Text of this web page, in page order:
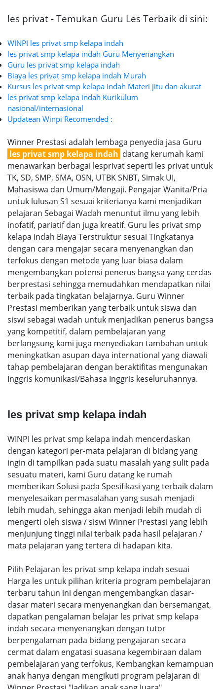
les privat - Temukan Guru Les Terbaik di sini:
WINPI les privat smp kelapa indah
les privat smp kelapa indah Guru Menyenangkan
Guru les privat smp kelapa indah
Biaya les privat smp kelapa indah Murah
Kursus les privat smp kelapa indah Materi jitu dan akurat
les privat smp kelapa indah Kurikulum
nasional/internasional
Updatean Winpi Recomended :
Winner Prestasi adalah lembaga penyedia jasa Guru
les privat smp kelapa indah datang kerumah kami
menawarkan berbagai lesprivat seperti les privat untuk
TK, SD, SMP, SMA, OSN, UTBK SNBT, Simak UI,
Mahasiswa dan Umum/Mengaji. Pengajar Wanita/Pria
untuk lulusan S1 sesuai kriterianya kami menjadikan
pelajaran Sebagai Wadah menuntut ilmu yang lebih
inofatif, pariatif dan juga kreatif. Guru les privat smp
kelapa indah Biaya Terstruktur sesuai Tingkatanya
dengan cara mengajar secara menyenangkan dan
terfokus dengan metode yang luar biasa dalam
mengembangkan potensi penerus bangsa yang cerdas
berprestasi sehingga memudahkan mendapatkan nilai
terbaik pada tingkatan belajarnya. Guru Winner
Prestasi memberikan yang terbaik untuk siswa dan
siswi sebagai wadah untuk menjadikan penerus bangsa
yang kompetitif, dalam pembelajaran yang
berlangsung kami juga menyediakan tambahan untuk
meningkatkan asupan daya international yang diawali
tahap pembelajaran dengan beraktifitas mengunakan
Inggris komunikasi/Bahasa Inggris keseluruhannya.
les privat smp kelapa indah
WINPI les privat smp kelapa indah mencerdaskan
dengan kategori per-mata pelajaran di bidang yang
ingin di tampilkan pada suatu masalah yang sulit pada
sesuatu materi, kami Guru datang ke rumah
memberikan Solusi pada Spesifikasi yang terbaik dalam
menyelesaikan permasalahan yang susah menjadi
lebih mudah, sehingga akan menjadi lebih mudah di
mengerti oleh siswa / siswi Winner Prestasi yang lebih
menjunjung tinggi nilai terbaik pada hasil pelajaran /
mata pelajaran yang tertera di hadapan kita.
Pilih Pelajaran les privat smp kelapa indah sesuai
Harga les untuk pilihan kriteria program pembelajaran
terbaru tahun ini dengan mengembangkan dasar-
dasar materi secara menyenangkan dan bersemangat,
dapatkan pengalaman belajar les privat smp kelapa
indah secara menyenangkan dengan tutor
berpengalaman pada bidang pengajaran secara
cermat dalam engatasi suasana kegembiraan dalam
pembelajaran yang terfokus, Kembangkan kemampuan
anak hanya dengan mengikuti program pelajaran di